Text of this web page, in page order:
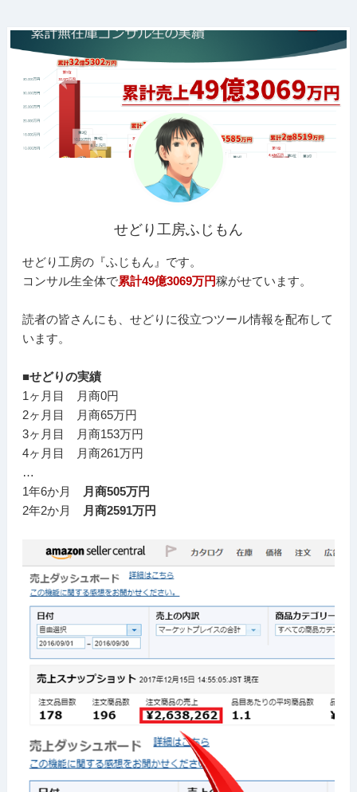
せどり工房ふじもん
せどり工房の『ふじもん』です。
コンサル生全体で累計49億3069万円稼がせています。
読者の皆さんにも、せどりに役立つツール情報を配布して
います。
■せどりの実績
1ヶ月目 月商0円
2ヶ月目 月商65万円
3ヶ月目 月商153万円
4ヶ月目 月商261万円
…
1年6か月
月商505万円
2年2か月
月商2591万円